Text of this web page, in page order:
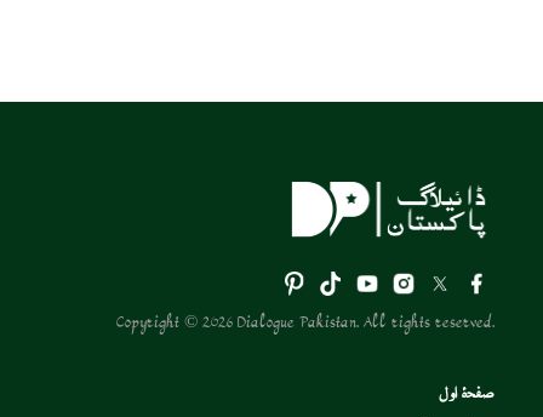
Copyright © 2026 Dialogue Pakistan. All rights reserved.
صفحۂ اول